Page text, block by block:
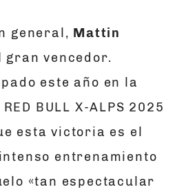
general, Mattin
gran vencedor.
este año en la
BULL X-ALPS 2025
esta victoria es el
entrenamiento
«tan espectacular